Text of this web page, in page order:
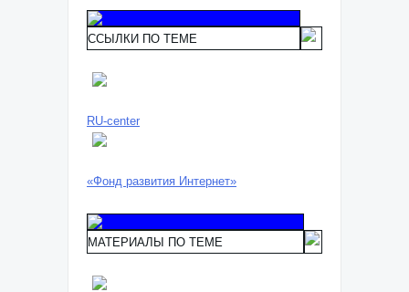
ССЫЛКИ ПО ТЕМЕ
RU-сenter
«Фонд развития Интернет»
МАТЕРИАЛЫ ПО ТЕМЕ